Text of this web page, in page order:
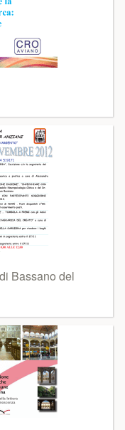
Bassano del